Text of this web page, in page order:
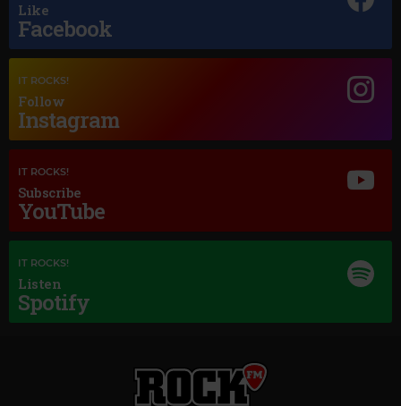
PERRY COMO
Like
Facebook
IT ROCKS!
Follow
Instagram
IT ROCKS!
Subscribe
YouTube
IT ROCKS!
Listen
Spotify